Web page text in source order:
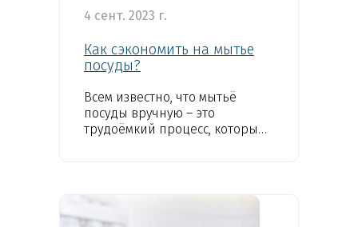
4 сент. 2023 г.
Как сэкономить на мытье
посуды?
Всем известно, что мытьё
посуды вручную – это
трудоёмкий процесс, который